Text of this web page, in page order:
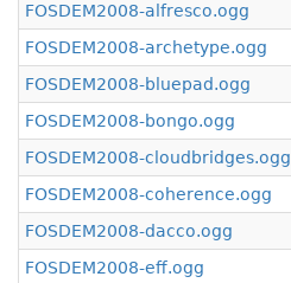
FOSDEM2008-alfresco.ogg
FOSDEM2008-archetype.ogg
FOSDEM2008-bluepad.ogg
FOSDEM2008-bongo.ogg
FOSDEM2008-cloudbridges.ogg
FOSDEM2008-coherence.ogg
FOSDEM2008-dacco.ogg
FOSDEM2008-eff.ogg